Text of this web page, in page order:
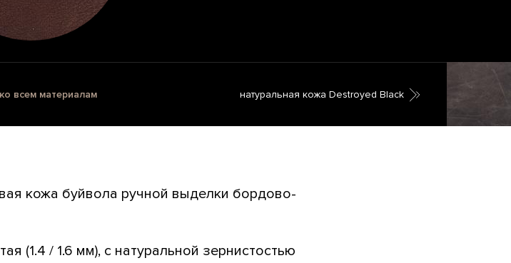
всем материалам натуральная кожа Destroyed Black
кожа буйвола ручной выделки бордово-
(1.4 / 1.6 мм), с натуральной зернистостью